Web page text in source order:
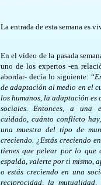
La entrada de esta semana es
En el vídeo de la pasada
uno de los expertos -en
abordar- decía lo siguiente: “
de adaptación al medio en el
los humanos, la adaptación
sociales. Entonces, a una
cuidado, cuánto conflicto
una muestra del tipo de
creciendo. ¿Estás creciendo
tienes que pelear por lo que
espalda, valerte por ti mismo,
o estás creciendo en una
reciprocidad, la